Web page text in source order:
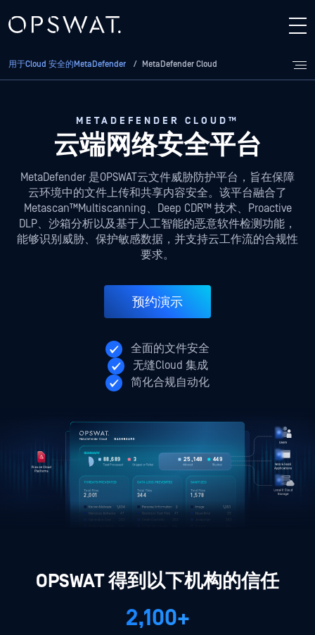
用于Cloud 安全的MetaDefender / MetaDefender Cloud
METADEFENDER CLOUD™
云端网络安全平台
MetaDefender 是OPSWAT云文件威胁防护平台，旨在保障
云环境中的文件上传和共享内容安全。该平台融合了
Metascan™Multiscanning、Deep CDR™ 技术、Proactive
DLP、沙箱分析以及基于人工智能的恶意软件检测功能，
能够识别威胁、保护敏感数据，并支持云工作流的合规性
要求。
预约演示
全面的文件安全
无缝Cloud 集成
简化合规自动化
134,785 5
2,001
1,834
47
344
2
47
1,578
1,251
23
131,435 2,345
OPSWAT 得到以下机构的信任
2,100+